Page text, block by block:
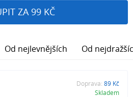
ZA 99 KČ
Od nejlevnějších Od
Doprava: 89 Kč
Skladem